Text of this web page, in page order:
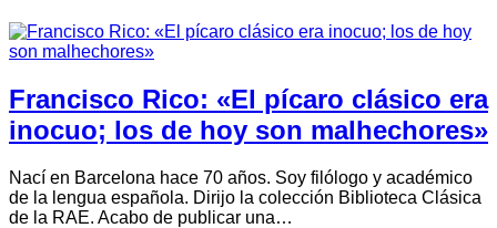
Francisco Rico: «El pícaro clásico era
inocuo; los de hoy son malhechores»
Nací en Barcelona hace 70 años. Soy filólogo y académico
de la lengua española. Dirijo la colección Biblioteca Clásica
de la RAE. Acabo de publicar una…